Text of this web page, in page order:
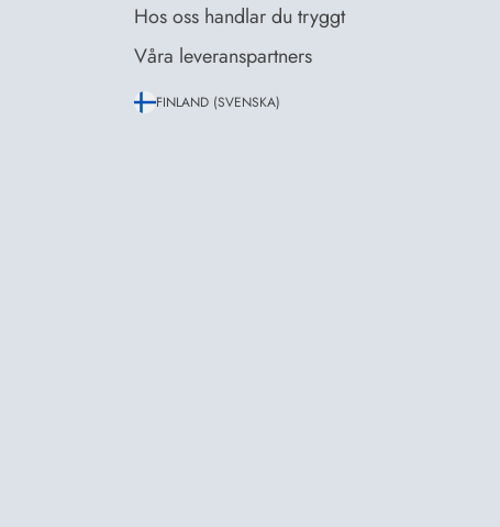
Hos oss handlar du tryggt
Våra leveranspartners
FINLAND (SVENSKA)